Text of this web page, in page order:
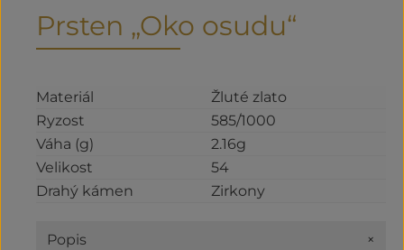
Prsten „Oko osudu“
Materiál
Žluté zlato
Ryzost
585/1000
Váha (g)
2.16g
Velikost
54
Drahý kámen
Zirkony
Popis +